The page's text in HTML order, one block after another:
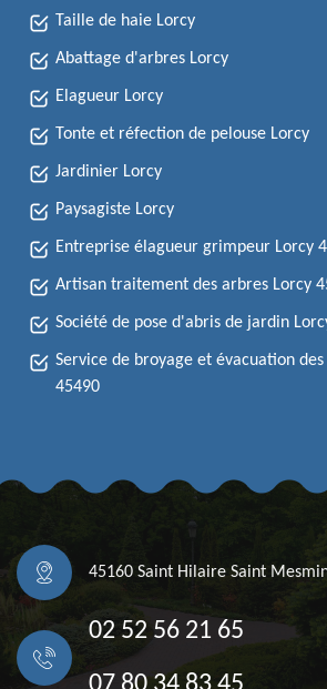
Taille de haie Lorcy
Abattage d'arbres Lorcy
Elagueur Lorcy
Tonte et réfection de pelouse Lorcy
Jardinier Lorcy
Paysagiste Lorcy
Entreprise élagueur grimpeur Lorcy
Artisan traitement des arbres Lorcy
Société de pose d'abris de jardin
Service de broyage et évacuation
45490
45160 Saint Hilaire Saint
02 52 56 21 65